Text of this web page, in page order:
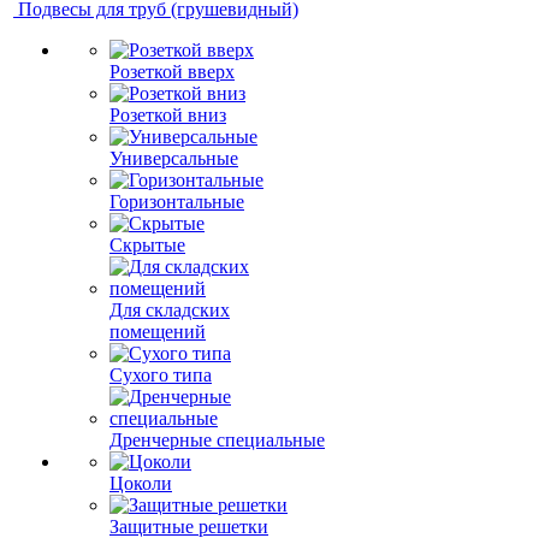
Подвесы для труб (грушевидный)
Розеткой вверх
Розеткой вниз
Универсальные
Горизонтальные
Скрытые
Для складских
помещений
Сухого типа
Дренчерные специальные
Цоколи
Защитные решетки